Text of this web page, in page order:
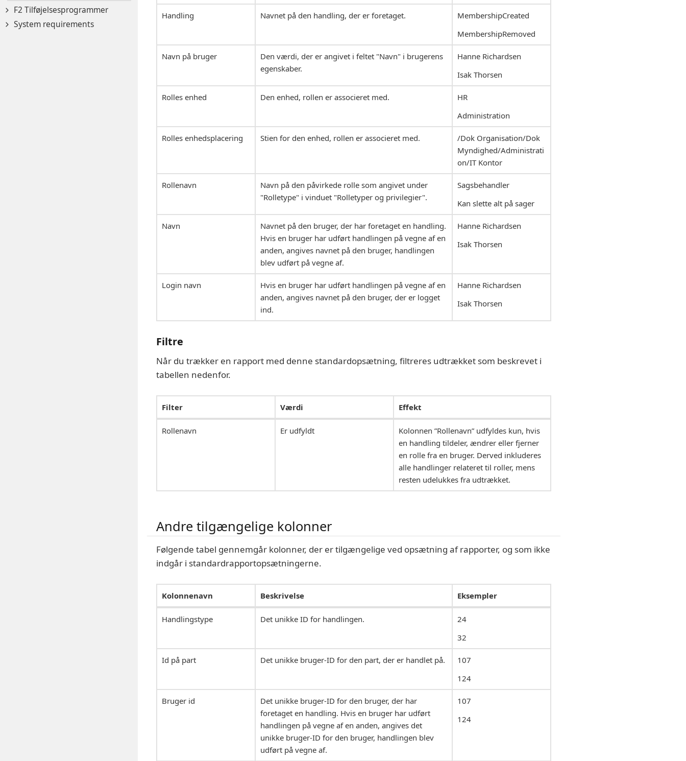
F2 Tilføjelsesprogrammer
System requirements
Handling Navnet på den handling, der er foretaget.
MembershipCreated
MembershipRemoved
Navn på bruger
Den værdi, der er angivet i feltet "Navn" i brugerens
egenskaber.
Hanne Richardsen
Isak Thorsen
Rolles enhed Den enhed, rollen er associeret med.
HR
Administration
Rolles enhedsplacering Stien for den enhed, rollen er associeret med.
/Dok Organisation/Dok
Myndighed/Administrati
on/IT Kontor
Rollenavn
Navn på den påvirkede rolle som angivet under
"Rolletype" i vinduet "Rolletyper og privilegier".
Sagsbehandler
Kan slette alt på sager
Navn
Navnet på den bruger, der har foretaget en handling.
Hvis en bruger har udført handlingen på vegne af en
anden, angives navnet på den bruger, handlingen
blev udført på vegne af.
Hanne Richardsen
Isak Thorsen
Login navn
Hvis en bruger har udført handlingen på vegne af en
anden, angives navnet på den bruger, der er logget
ind.
Hanne Richardsen
Isak Thorsen
Filtre
Når du trækker en rapport med denne standardopsætning, filtreres udtrækket som beskrevet i
tabellen nedenfor.
Filter Værdi Effekt
Rollenavn Er udfyldt
Kolonnen ”Rollenavn” udfyldes kun, hvis
en handling tildeler, ændrer eller fjerner
en rolle fra en bruger. Derved inkluderes
alle handlinger relateret til roller, mens
resten udelukkes fra udtrækket.
Andre tilgængelige kolonner
Følgende tabel gennemgår kolonner, der er tilgængelige ved opsætning af rapporter, og som ikke
indgår i standardrapportopsætningerne.
Kolonnenavn Beskrivelse Eksempler
Handlingstype Det unikke ID for handlingen.
24
32
Id på part Det unikke bruger-ID for den part, der er handlet på.
107
124
Bruger id
Det unikke bruger-ID for den bruger, der har
foretaget en handling. Hvis en bruger har udført
handlingen på vegne af en anden, angives det
unikke bruger-ID for den bruger, handlingen blev
udført på vegne af.
107
124